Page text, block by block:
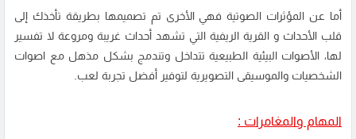
أما عن المؤثرات الصوتية فهي الأخرى تم تصميمها بطريقة تأخذك إلى
قلب الأحداث و القرية الريفية التي تشهد أحداث غريبة ومروعة لا تفسير
لها، الأصوات البيئية الطبيعية تتداخل وتندمج بشكل مذهل مع اصوات
الشخصيات والموسيقى التصويرية لتوفير أفضل تجربة لعب.
المهام والمغامرات :